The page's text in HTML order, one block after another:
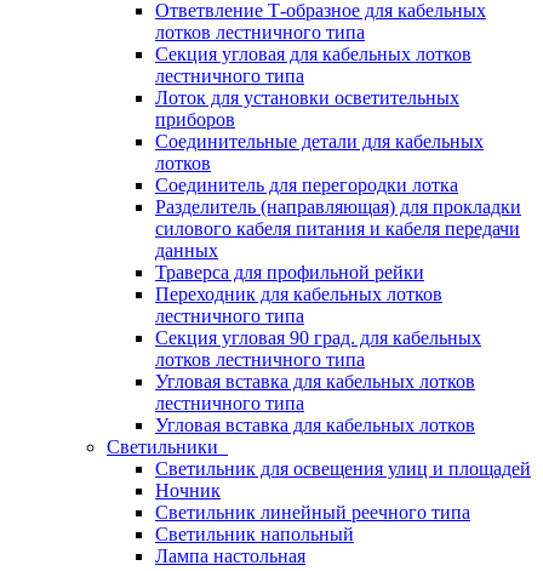
Ответвление Т-образное для кабельных
лотков лестничного типа
Секция угловая для кабельных лотков
лестничного типа
Лоток для установки осветительных
приборов
Соединительные детали для кабельных
лотков
Соединитель для перегородки лотка
Разделитель (направляющая) для прокладки
силового кабеля питания и кабеля передачи
данных
Траверса для профильной рейки
Переходник для кабельных лотков
лестничного типа
Секция угловая 90 град. для кабельных
лотков лестничного типа
Угловая вставка для кабельных лотков
лестничного типа
Угловая вставка для кабельных лотков
Светильники
Светильник для освещения улиц и площадей
Ночник
Светильник линейный реечного типа
Светильник напольный
Лампа настольная